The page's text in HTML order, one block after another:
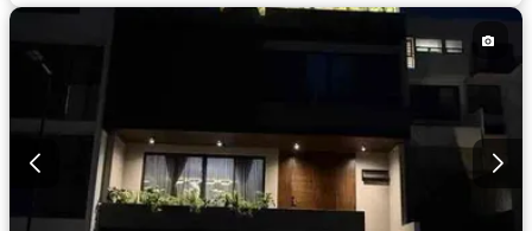
Gas natural Internet Jacuzzi
Despacho
Sala polivalente
Televisión por cable
Vista panorámica
Zonas verdes